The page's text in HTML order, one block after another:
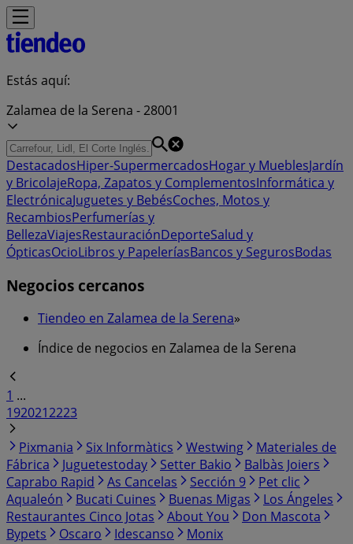
Estás aquí:
Zalamea de la Serena - 28001
DestacadosHiper-SupermercadosHogar y MueblesJardín
y BricolajeRopa, Zapatos y ComplementosInformática y
ElectrónicaJuguetes y BebésCoches, Motos y
RecambiosPerfumerías y
BellezaViajesRestauraciónDeporteSalud y
ÓpticasOcioLibros y PapeleríasBancos y SegurosBodas
Negocios cercanos
Tiendeo en Zalamea de la Serena»
Índice de negocios en Zalamea de la Serena
1 ...
1920212223
Pixmania
Six Informàtics Westwing
Materiales de
Fábrica
Juguetestoday Setter Bakio
Balbàs Joiers
Caprabo Rapid
As Cancelas Sección 9
Pet clic
Aqualeón
Bucati Cuines Buenas Migas
Los Ángeles
Restaurantes Cinco Jotas
About You
Don Mascota
Bypets
Oscaro Idescanso Monix